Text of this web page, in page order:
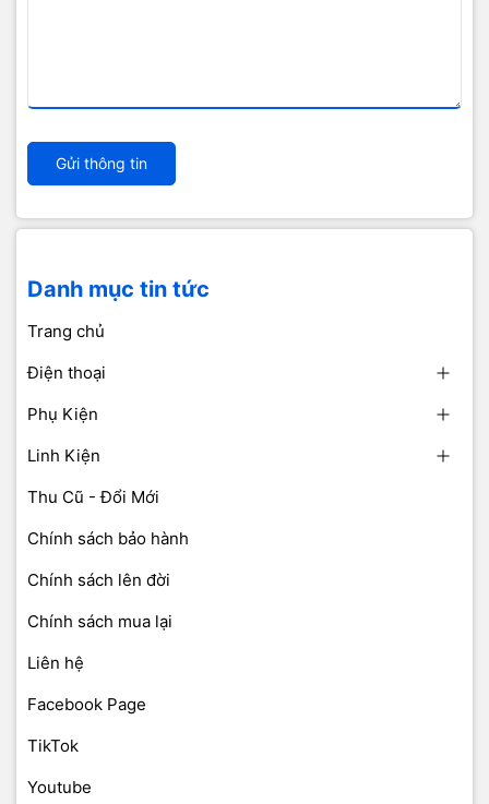
Gửi thông tin
Danh mục tin tức
Trang chủ
Điện thoại
Phụ Kiện
Linh Kiện
Thu Cũ - Đổi Mới
Chính sách bảo hành
Chính sách lên đời
Chính sách mua lại
Liên hệ
Facebook Page
TikTok
Youtube